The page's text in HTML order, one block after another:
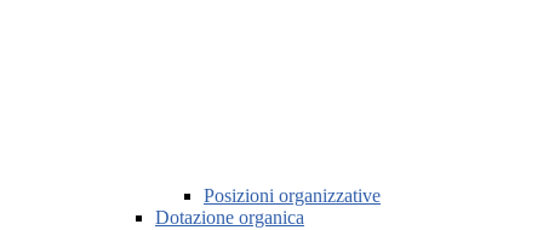
Posizioni organizzative
Dotazione organica